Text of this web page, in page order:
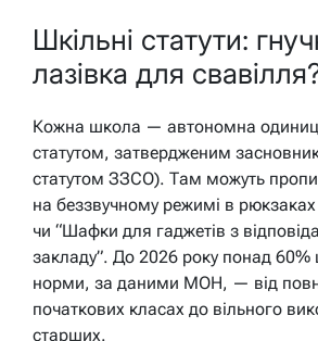
Шкільні статути:
лазівка для
Кожна школа — автономна
статутом, затвердженим
статутом ЗЗСО). Там можуть
на беззвучному режимі в рюкзаках
чи “Шафки для гаджетів з
закладу”. До 2026 року понад 60%
норми, за даними МОН, — від
початкових класах до вільного
старших.